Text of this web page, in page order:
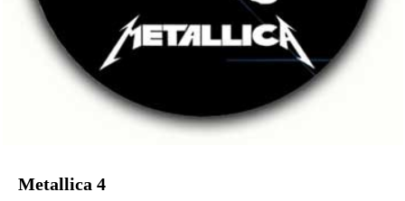
Metallica 4